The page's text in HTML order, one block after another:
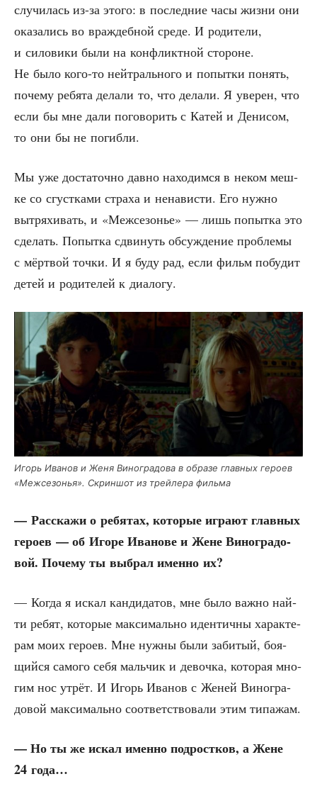
слу­чи­лась из-за это­го: в послед­ние часы жиз­ни они
ока­за­лись во враж­деб­ной сре­де. И роди­те­ли,
и сило­ви­ки были на кон­фликт­ной сто­роне.
Не было кого-то ней­траль­но­го и попыт­ки понять,
поче­му ребя­та дела­ли то, что дела­ли. Я уве­рен, что
если бы мне дали пого­во­рить с Катей и Дени­сом,
то они бы не погибли.
Мы уже доста­точ­но дав­но нахо­дим­ся в неком меш­
ке со сгуст­ка­ми стра­ха и нена­ви­сти. Его нуж­но
вытря­хи­вать, и «Меж­се­зо­нье» — лишь попыт­ка это
сде­лать. Попыт­ка сдви­нуть обсуж­де­ние про­бле­мы
с мёрт­вой точ­ки. И я буду рад, если фильм побу­дит
детей и роди­те­лей к диалогу.
Игорь Ива­нов и Женя Вино­гра­до­ва в обра­зе глав­ных геро­ев
«Меж­се­зо­нья». Скрин­шот из трей­ле­ра фильма
— Рас­ска­жи о ребя­тах, кото­рые игра­ют глав­ных
геро­ев — об Иго­ре Ива­но­ве и Жене Вино­гра­до­
вой. Поче­му ты выбрал имен­но их?
— Когда я искал кан­ди­да­тов, мне было важ­но най­
ти ребят, кото­рые мак­си­маль­но иден­тич­ны харак­те­
рам моих геро­ев. Мне нуж­ны были заби­тый, боя­
щий­ся само­го себя маль­чик и девоч­ка, кото­рая мно­
гим нос утрёт. И Игорь Ива­нов с Женей Вино­гра­
до­вой мак­си­маль­но соот­вет­ство­ва­ли этим типажам.
— Но ты же искал имен­но под­рост­ков, а Жене
24 года…